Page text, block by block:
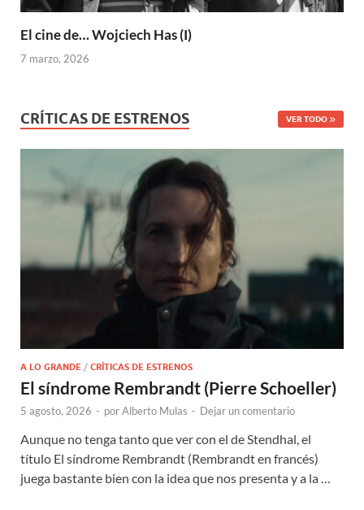
El cine de… Wojciech Has (I)
7 marzo, 2026
CRÍTICAS DE ESTRENOS VER TODO
A LO GRANDE / CRÍTICAS DE ESTRENOS
El síndrome Rembrandt (Pierre Schoeller)
5 agosto, 2026 - porAlberto Mulas - Dejar un comentario
Aunque no tenga tanto que ver con el de Stendhal, el
título El síndrome Rembrandt (Rembrandt en francés)
juega bastante bien con la idea que nos presenta y a la …